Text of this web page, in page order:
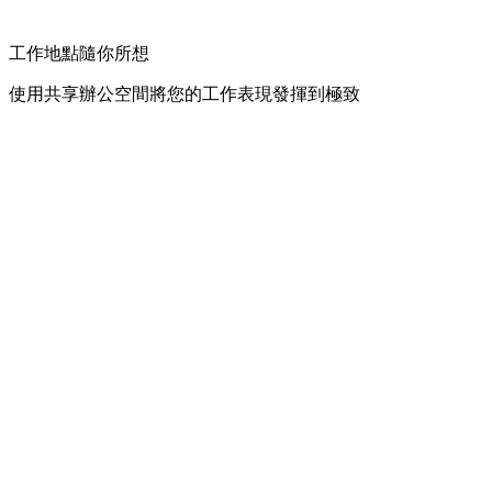
工作地點隨你所想
使用共享辦公空間將您的工作表現發揮到極致